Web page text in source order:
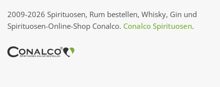
2009-2026 Spirituosen, Rum bestellen, Whisky, Gin und
Spirituosen-Online-Shop Conalco. Conalco Spirituosen.